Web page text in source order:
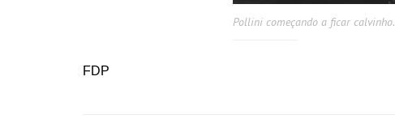
Pollini começando a ficar calvinho.
FDP